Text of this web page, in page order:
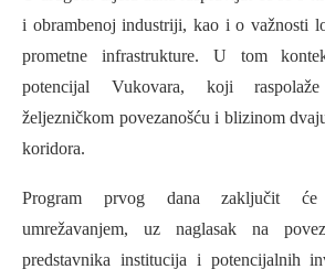
i obrambenoj industriji, kao i o važnosti
prometne infrastrukture. U tom
potencijal Vukovara, koji
željezničkom povezanošću i blizinom
koridora.
Program prvog dana zaključit će
umrežavanjem, uz naglasak na
predstavnika institucija i potencijalnih